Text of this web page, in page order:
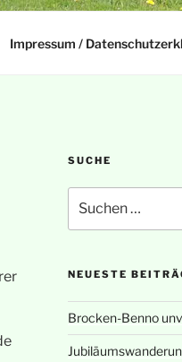
Impressum /
SUCHE
nach:
NEUESTE
Brocken-Benno